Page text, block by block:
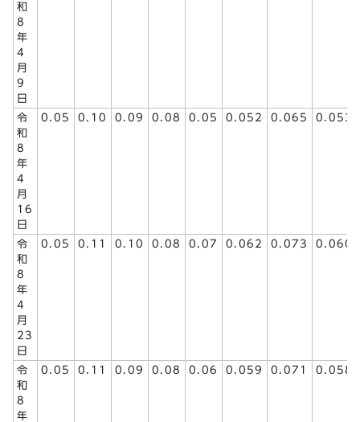
和
8
年
4
月
9
日
令
和
8
年
4
月
16
日
0.05 0.10 0.09 0.08 0.05 0.052 0.065 0.053
令
和
8
年
4
月
23
日
0.05 0.11 0.10 0.08 0.07 0.062 0.073 0.060
令
和
8
年
0.05 0.11 0.09 0.08 0.06 0.059 0.071 0.058